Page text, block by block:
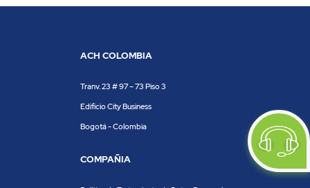
ACH COLOMBIA
Tranv. 23 # 97 – 73 Piso 3
Edificio City Business
Bogotá - Colombia
COMPAÑIA